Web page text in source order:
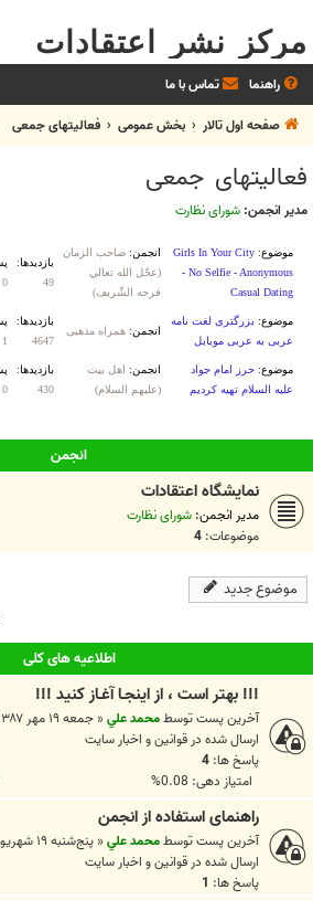
مرکز نشر اعتقادات
راهنما تماس با ما
صفحه اول تالار
بخش عمومی فعالیتهای جمعی
فعالیتهای جمعی
مدیر انجمن: شورای نظارت
انجمن
نمایشگاه اعتقادات
مدیر انجمن: شورای نظارت
موضوعات: 4
موضوع جدید
اطلاعیه های کلی
!!! بهتر است ، از اينجـا آغـاز کنيد !!!
آخرین پست توسطمحمد علي« جمعه ۱۹ مهر ۱۳۸۷, ۶:۳۹ ب.ظ
ارسال شده در قوانين و اخبار سايت
پاسخ ها: 4
امتیاز دهی: 0.08%
راهنمای استفاده از انجمن
آخرین پست توسطمحمد علي« پنج‌شنبه ۱۹ شهریور ۱۳۸۸, ۱:۰۸ ب.ظ
ارسال شده در قوانين و اخبار سايت
پاسخ ها: 1